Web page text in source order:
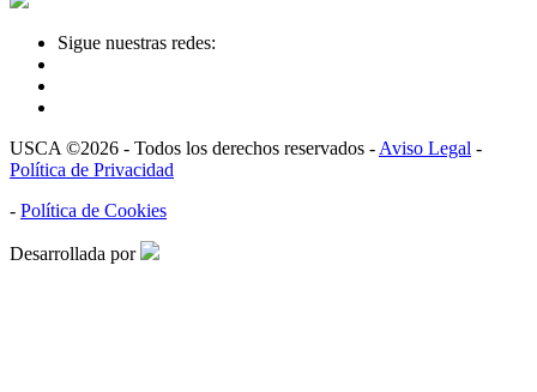
Sigue nuestras redes:
USCA ©2026 - Todos los derechos reservados - Aviso Legal -
Política de Privacidad
- Política de Cookies
Desarrollada por